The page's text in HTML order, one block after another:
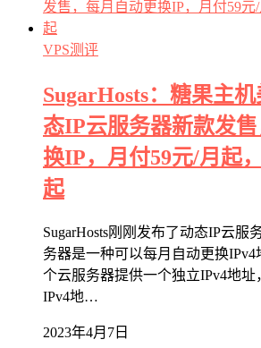
VPS测评
SugarHosts：糖果主
态IP云服务器新款发
换IP，月付59元/月起
起
SugarHosts刚刚发布了动态IP云服
务器是一种可以每月自动更换
个云服务器提供一个独立IPv4地址
IPv4地…
2023年4月7日